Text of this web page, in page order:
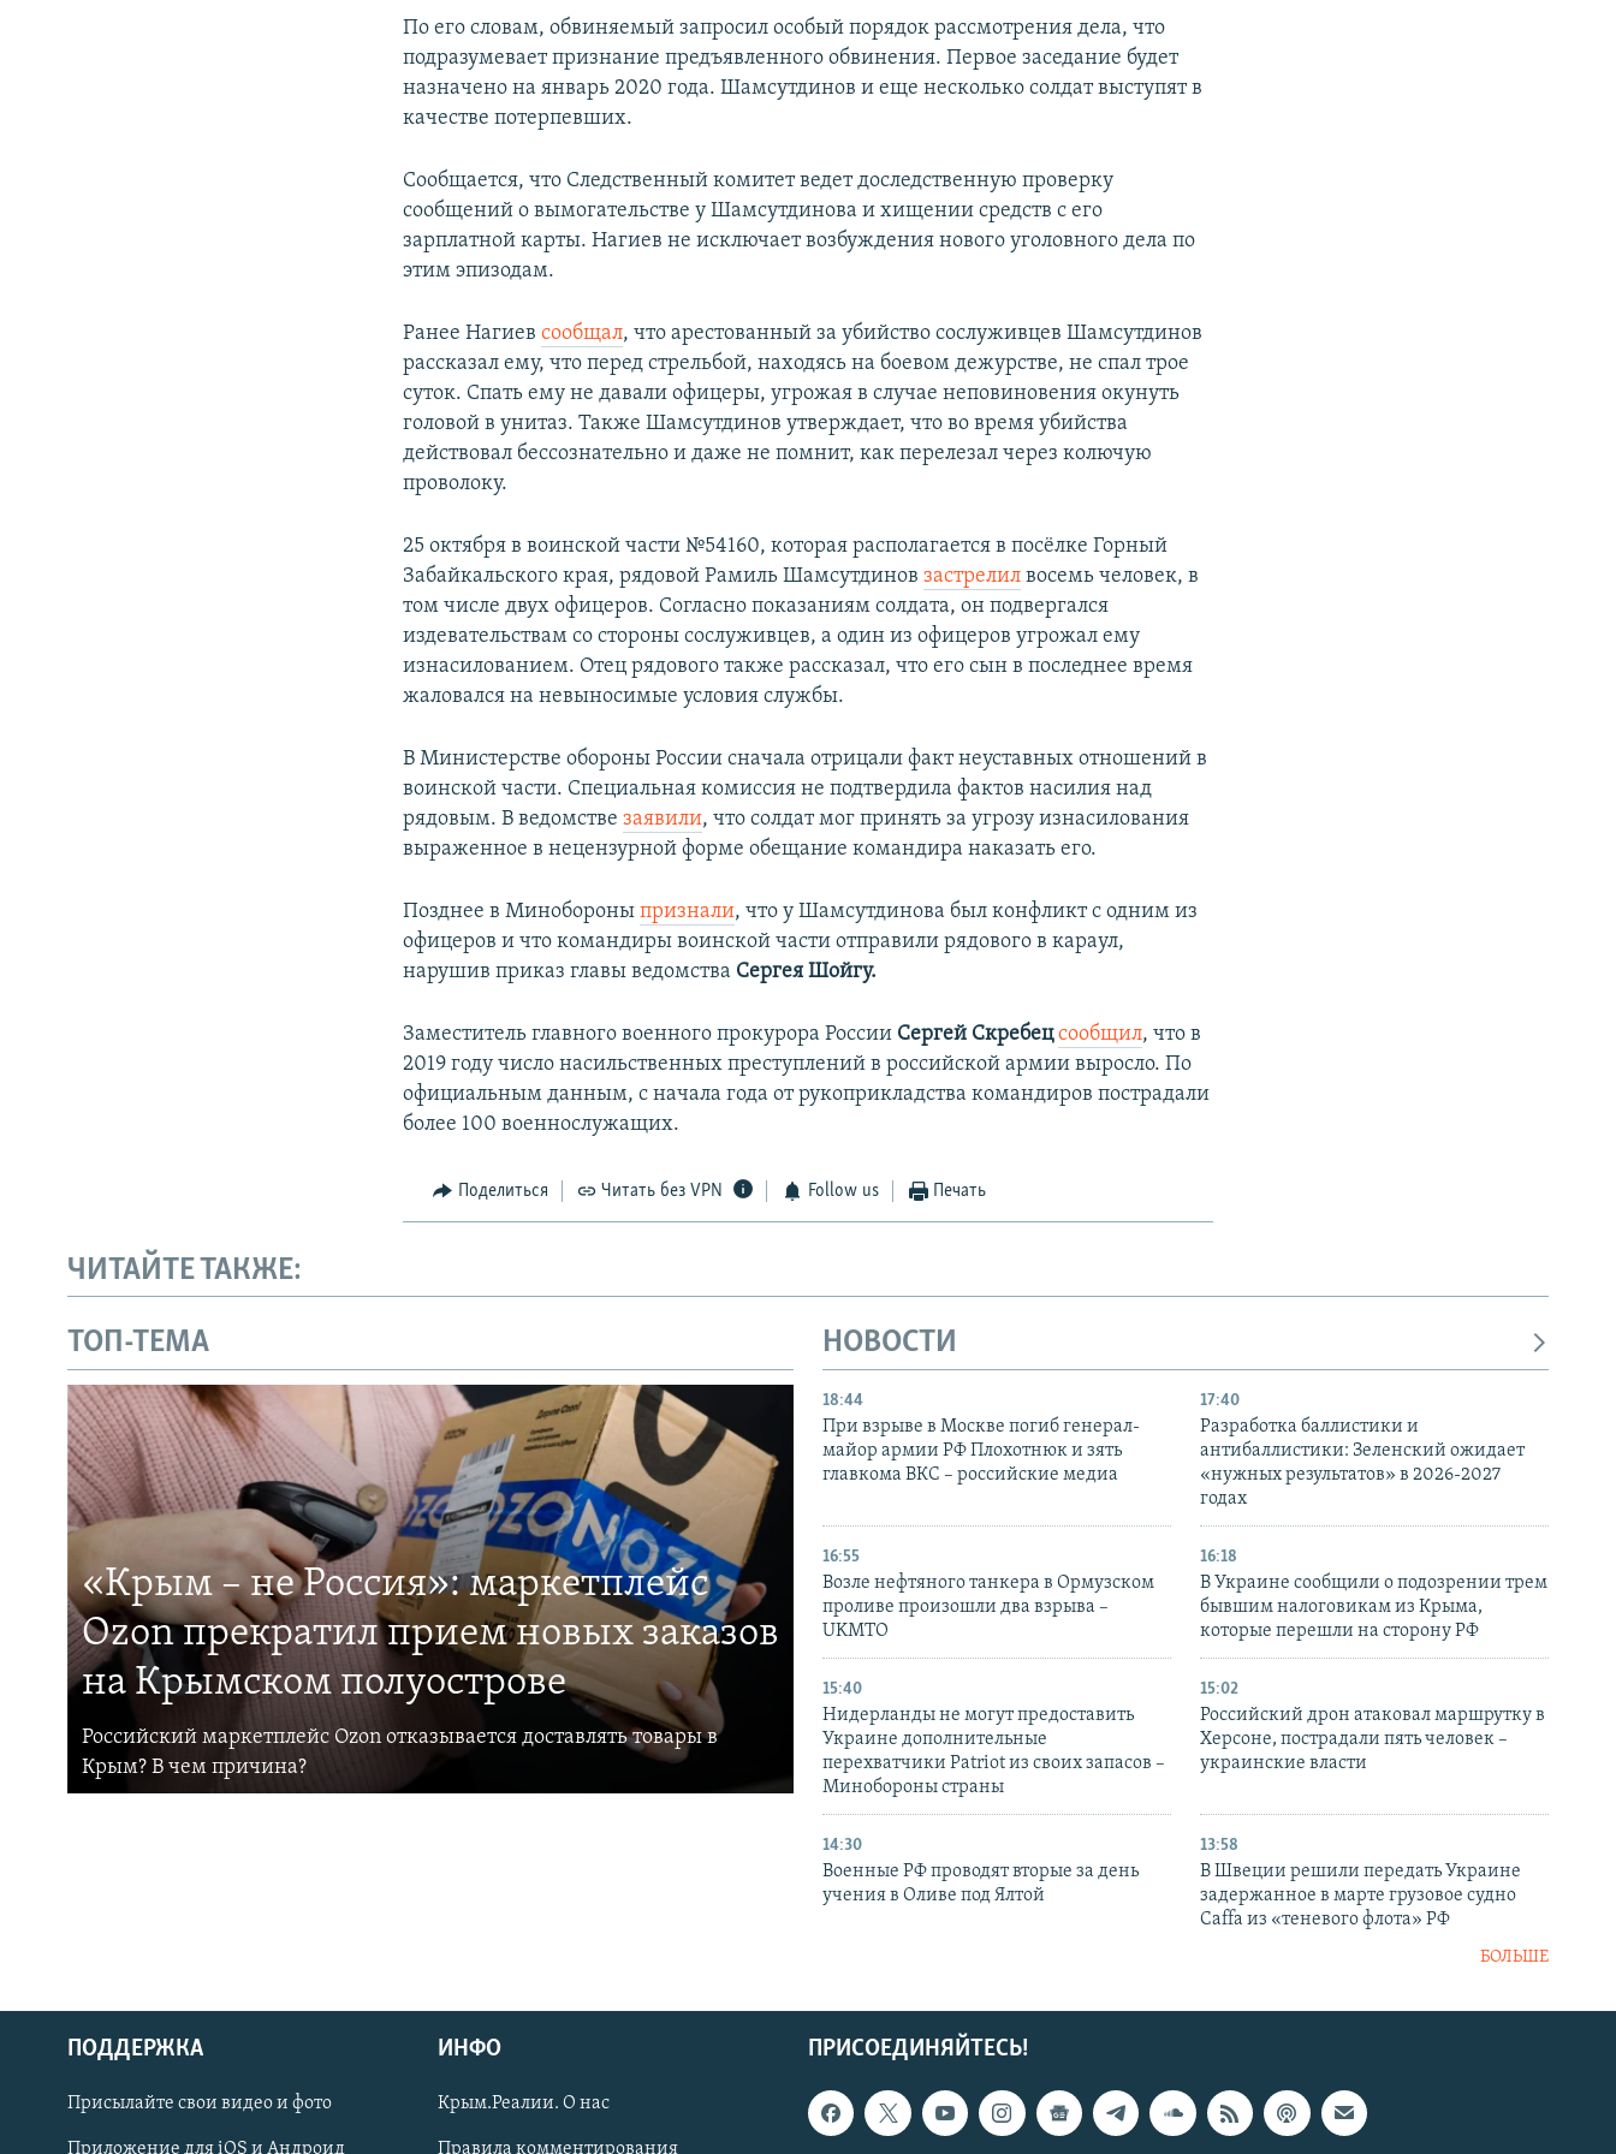
Українською
Qırımtatar
По его словам, обвиняемый запросил особый порядок рассмотрения дела, что
подразумевает признание предъявленного обвинения. Первое заседание будет
назначено на январь 2020 года. Шамсутдинов и еще несколько солдат выступят в
качестве потерпевших.
Сообщается, что Следственный комитет ведет доследственную проверку
сообщений о вымогательстве у Шамсутдинова и хищении средств с его
зарплатной карты. Нагиев не исключает возбуждения нового уголовного дела по
этим эпизодам.
Ранее Нагиевсообщал, что арестованный за убийство сослуживцев Шамсутдинов
рассказал ему, что перед стрельбой, находясь на боевом дежурстве, не спал трое
суток. Спать ему не давали офицеры, угрожая в случае неповиновения окунуть
головой в унитаз. Также Шамсутдинов утверждает, что во время убийства
действовал бессознательно и даже не помнит, как перелезал через колючую
проволоку.
25 октября в воинской части №54160, которая располагается в посёлке Горный
Забайкальского края, рядовой Рамиль Шамсутдиновзастрелил восемь человек, в
том числе двух офицеров. Согласно показаниям солдата, он подвергался
издевательствам со стороны сослуживцев, а один из офицеров угрожал ему
изнасилованием. Отец рядового также рассказал, что его сын в последнее время
жаловался на невыносимые условия службы.
В Министерстве обороны России сначала отрицали факт неуставных отношений в
воинской части. Специальная комиссия не подтвердила фактов насилия над
рядовым. В ведомствезаявили, что солдат мог принять за угрозу изнасилования
выраженное в нецензурной форме обещание командира наказать его.
Позднее в Минобороныпризнали, что у Шамсутдинова был конфликт с одним из
офицеров и что командиры воинской части отправили рядового в караул,
нарушив приказ главы ведомства Сергея Шойгу.
Заместитель главного военного прокурора России Сергей Скребец сообщил, что в
2019 году число насильственных преступлений в российской армии выросло. По
официальным данным, с начала года от рукоприкладства командиров пострадали
более 100 военнослужащих.​
Поделиться Читать без VPN Follow us Печать
ЧИТАЙТЕ ТАКЖЕ:
ТОП-ТЕМА
«Крым – не Россия»: маркетплейс
Ozon прекратил прием новых заказов
на Крымском полуострове
Российский маркетплейс Ozon отказывается доставлять товары в
Крым? В чем причина?
НОВОСТИ
18:44
При взрыве в Москве погиб генерал-
майор армии РФ Плохотнюк и зять
главкома ВКС – российские медиа
17:40
Разработка баллистики и
антибаллистики: Зеленский ожидает
«нужных результатов» в 2026-2027
годах
16:55
Возле нефтяного танкера в Ормузском
проливе произошли два взрыва –
UKMTO
16:18
В Украине сообщили о подозрении трем
бывшим налоговикам из Крыма,
которые перешли на сторону РФ
15:40
Нидерланды не могут предоставить
Украине дополнительные
перехватчики Patriot из своих запасов –
Минобороны страны
15:02
Российский дрон атаковал маршрутку в
Херсоне, пострадали пять человек –
украинские власти
14:30
Военные РФ проводят вторые за день
учения в Оливе под Ялтой
13:58
В Швеции решили передать Украине
задержанное в марте грузовое судно
Caffa из «теневого флота» РФ
БОЛЬШЕ
ПРИСОЕДИНЯЙТЕСЬ!
ПОДДЕРЖКА
Присылайте свои видео и фото
Приложение для iOS и Андроид
ИНФО
Крым.Реалии. О нас
Правила комментирования